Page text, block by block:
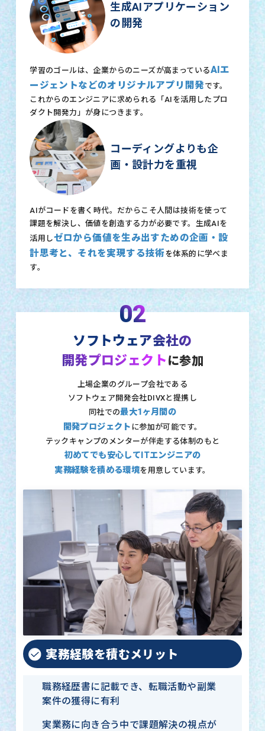
生成AIアプリケーション
の開発
学習のゴールは、企業からのニーズが高まっているAIエ
ージェントなどのオリジナルアプリ開発です。
これからのエンジニアに求められる「AIを活用したプロ
ダクト開発力」が身につきます。
コーディングよりも企
画・設計力を重視
AIがコードを書く時代。だからこそ人間は技術を使って
課題を解決し、価値を創造する力が必要です。生成AIを
活用しゼロから価値を生み出すための企画・設
計思考と、それを実現する技術を体系的に学べま
す。
02
ソフトウェア会社の
開発プロジェクト に参加
上場企業のグループ会社である
ソフトウェア開発会社DIVXと提携し
同社での最大1ヶ月間の
開発プロジェクト に参加が可能です。
テックキャンプのメンターが伴走する体制のもと
初めてでも安心してITエンジニアの
実務経験を積める環境を用意しています。
実務経験を積むメリット
職務経歴書に記載でき、転職活動や副業
案件の獲得に有利
実業務に向き合う中で課題解決の視点が